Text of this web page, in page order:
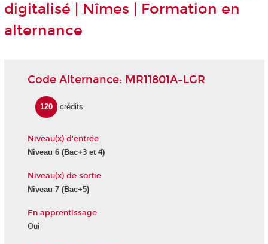
digitalisé | Nîmes | Formation en
alternance
Code Alternance: MR11801A-LGR
120 crédits
Niveau(x) d'entrée
Niveau 6(Bac+3 et 4)
Niveau(x) de sortie
Niveau 7(Bac+5)
En apprentissage
Oui